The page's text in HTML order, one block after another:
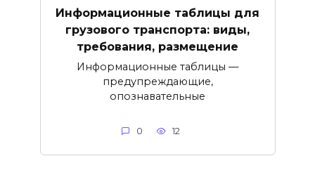
Информационные таблицы для
грузового транспорта: виды,
требования, размещение
Информационные таблицы —
предупреждающие,
опознавательные
0 12